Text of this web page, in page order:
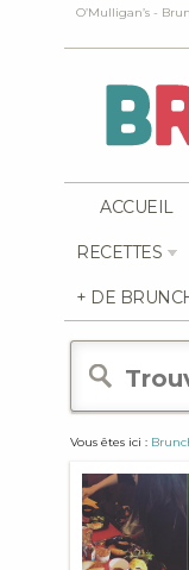
O’Mulligan’s -
ACCUEIL
RECETTES
+ DE
Vous êtes ici :